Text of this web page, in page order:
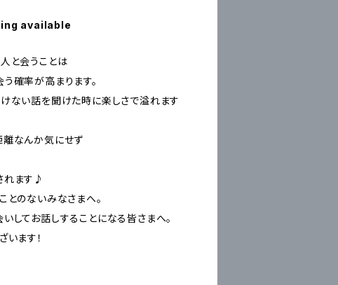
available
と会うことは
確率が高まります。
ない話を聞けた時に楽しさで溢れます
離なんか気にせず
れます♪
とのないみなさまへ。
してお話しすることになる皆さまへ。
います！